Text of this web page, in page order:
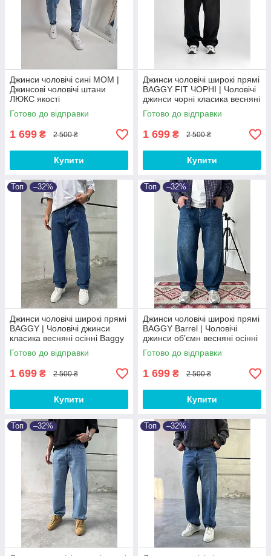
Джинси чоловічі сині MOM |
Джинсові чоловічі штани
ЛЮКС якості
Готово до відправки
1 699 ₴ 2 500 ₴
Купити
Джинси чоловічі широкі прямі
BAGGY FIT ЧОРНІ‎ | Чоловічі
джинси чорні класика весняні
осінні Baggy
Готово до відправки
1 699 ₴ 2 500 ₴
Купити
Топ –32%
Джинси чоловічі широкі прямі
BAGGY | Чоловічі джинси
класика весняні осінні Baggy
Готово до відправки
1 699 ₴ 2 500 ₴
Купити
Топ –32%
Джинси чоловічі широкі прямі
BAGGY Barrel | Чоловічі
джинси обʼємн весняні осінні
Baggy
Готово до відправки
1 699 ₴ 2 500 ₴
Купити
Топ –32% Топ –32%